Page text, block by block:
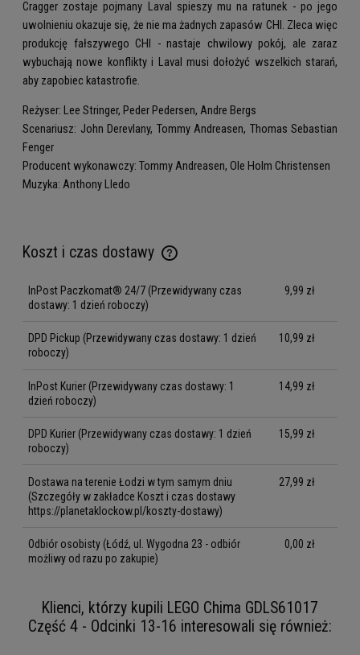
Cragger zostaje pojmany Laval spieszy mu na ratunek - po jego
uwolnieniu okazuje się, że nie ma żadnych zapasów CHI. Zleca więc
produkcję fałszywego CHI - nastaje chwilowy pokój, ale zaraz
wybuchają nowe konflikty i Laval musi dołożyć wszelkich starań,
aby zapobiec katastrofie.
Reżyser: Lee Stringer, Peder Pedersen, Andre Bergs
Scenariusz: John Derevlany, Tommy Andreasen, Thomas Sebastian
Fenger
Producent wykonawczy: Tommy Andreasen, Ole Holm Christensen
Muzyka: Anthony Lledo
Koszt i czas dostawy
Cena nie zawiera ewentualnych kosztów płatności
InPost Paczkomat® 24/7 (Przewidywany czas
dostawy: 1 dzień roboczy)
9,99 zł
DPD Pickup (Przewidywany czas dostawy: 1 dzień
roboczy)
10,99 zł
InPost Kurier (Przewidywany czas dostawy: 1
dzień roboczy)
14,99 zł
DPD Kurier (Przewidywany czas dostawy: 1 dzień
roboczy)
15,99 zł
Dostawa na terenie Łodzi w tym samym dniu
(Szczegóły w zakładce Koszt i czas dostawy
https://planetaklockow.pl/koszty-dostawy)
27,99 zł
Odbiór osobisty (Łódź, ul. Wygodna 23 - odbiór
możliwy od razu po zakupie)
0,00 zł
Klienci, którzy kupili LEGO Chima GDLS61017
Część 4 - Odcinki 13-16 interesowali się również: